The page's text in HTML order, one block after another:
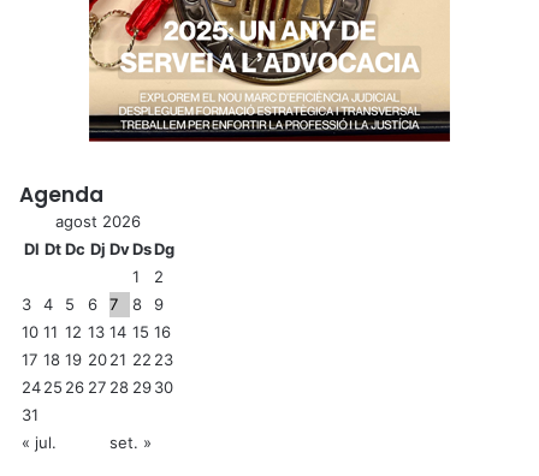
Agenda
agost 2026
Dl DtDc Dj DvDsDg
1
2
3
4 5 6 7 8
9
10 11 12 13 14 15 16
17 18 19 2021 22 23
2425 26 27 28 2930
31
« jul.
set. »